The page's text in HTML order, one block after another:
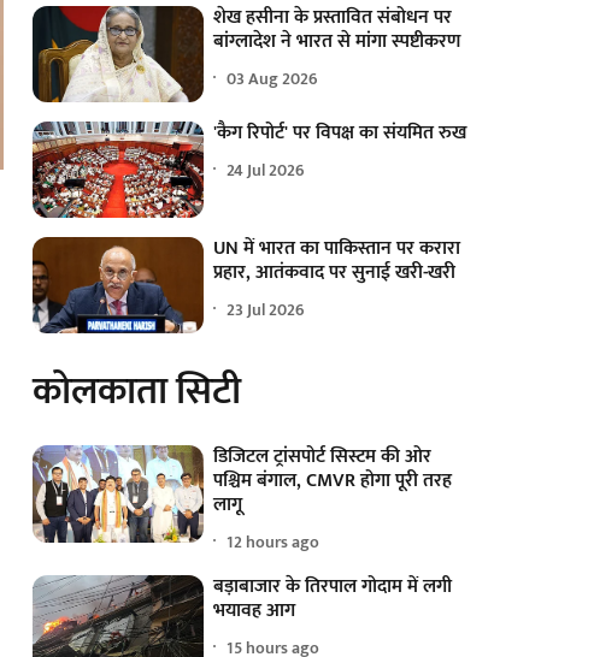
शेख हसीना के प्रस्तावित संबोधन पर
बांग्लादेश ने भारत से मांगा स्पष्टीकरण
03 Aug 2026
'कैग रिपोर्ट' पर विपक्ष का संयमित रुख
24 Jul 2026
UN में भारत का पाकिस्तान पर करारा
प्रहार, आतंकवाद पर सुनाई खरी-खरी
23 Jul 2026
कोलकाता सिटी
डिजिटल ट्रांसपोर्ट सिस्टम की ओर
पश्चिम बंगाल, CMVR होगा पूरी तरह
लागू
12 hours ago
बड़ाबाजार के तिरपाल गोदाम में लगी
भयावह आग
15 hours ago